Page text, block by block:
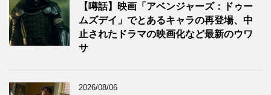
【噂話】映画「アベンジャーズ：ドゥー
ムズデイ」でとあるキャラの再登場、中
止されたドラマの映画化など最新のウワ
サ
2026/08/06